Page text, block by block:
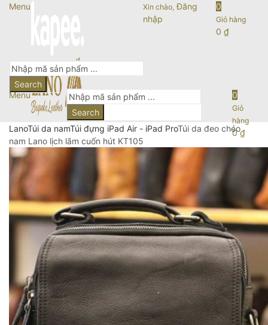
Menu Xin chào, Đăng
nhập
0
Giỏ hàng
0 ₫
Search
Menu
Search
0
Giỏ
hàng
0₫
LanoTúi da namTúi đựng iPad Air - iPad ProTúi da đeo chéo
nam Lano lịch lãm cuốn hút KT105